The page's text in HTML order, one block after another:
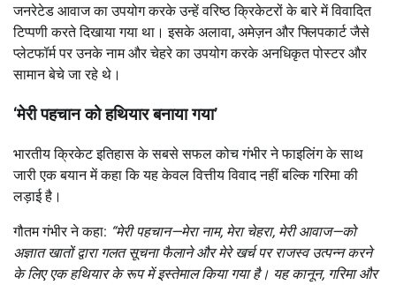
जनरेटेड आवाज का उपयोग करके उन्हें वरिष्ठ क्रिकेटरों के बारे में विवादित
टिप्पणी करते दिखाया गया था। इसके अलावा, अमेज़न और फ्लिपकार्ट जैसे
प्लेटफॉर्म पर उनके नाम और चेहरे का उपयोग करके अनधिकृत पोस्टर और
सामान बेचे जा रहे थे।
‘मेरी पहचान को हथियार बनाया गया’
भारतीय क्रिकेट इतिहास के सबसे सफल कोच गंभीर ने फाइलिंग के साथ
जारी एक बयान में कहा कि यह केवल वित्तीय विवाद नहीं बल्कि गरिमा की
लड़ाई है।
गौतम गंभीर ने कहा: “मेरी पहचान—मेरा नाम, मेरा चेहरा, मेरी आवाज—को
अज्ञात खातों द्वारा गलत सूचना फैलाने और मेरे खर्च पर राजस्व उत्पन्न करने
के लिए एक हथियार के रूप में इस्तेमाल किया गया है। यह कानून, गरिमा और